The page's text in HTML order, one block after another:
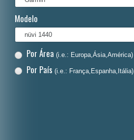
Polski
Nederlands
Dansk
Modelo
Por Área (i.e.: Europa,Ásia,América)
Por País (i.e.: França,Espanha,Itália)